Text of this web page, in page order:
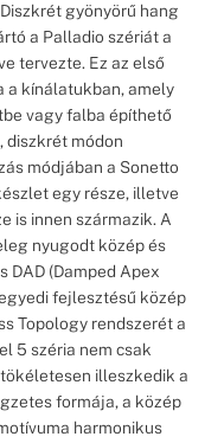
gyönyörű hang
a Palladio szériát a
tervezte. Ez az első
a kínálatukban, amely
vagy falba építhető
módon
módjában a Sonetto
egy része, illetve
is innen származik. A
nyugodt közép és
DAD (Damped Apex
fejlesztésű közép
Topology rendszerét a
5 széria nem csak
illeszkedik a
formája, a közép
harmonikus